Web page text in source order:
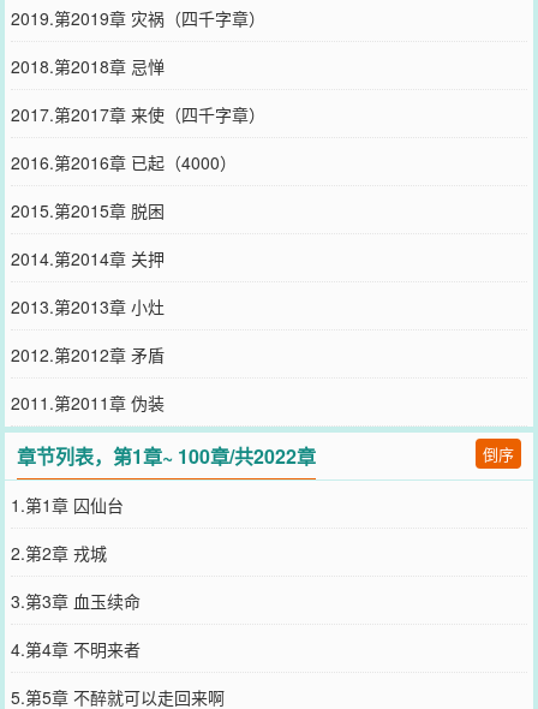
2019.第2019章 灾祸（四千字章）
2018.第2018章 忌惮
2017.第2017章 来使（四千字章）
2016.第2016章 已起（4000）
2015.第2015章 脱困
2014.第2014章 关押
2013.第2013章 小灶
2012.第2012章 矛盾
2011.第2011章 伪装
章节列表，第1章~ 100章/共2022章 倒序
1.第1章 囚仙台
2.第2章 戎城
3.第3章 血玉续命
4.第4章 不明来者
5.第5章 不醉就可以走回来啊